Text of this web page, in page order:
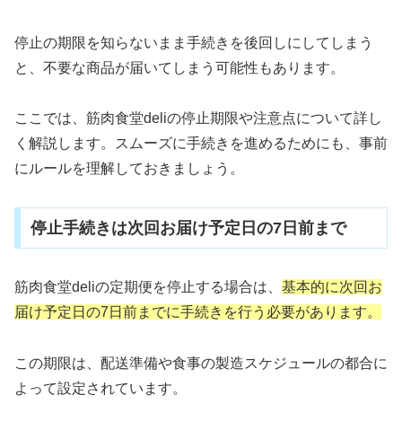
停止の期限を知らないまま手続きを後回しにしてしまう
と、不要な商品が届いてしまう可能性もあります。
ここでは、筋肉食堂deliの停止期限や注意点について詳し
く解説します。スムーズに手続きを進めるためにも、事前
にルールを理解しておきましょう。
停止手続きは次回お届け予定日の7日前まで
筋肉食堂deliの定期便を停止する場合は、 基本的に次回お
届け予定日の7日前までに手続きを行う必要があります。
この期限は、配送準備や食事の製造スケジュールの都合に
よって設定されています。